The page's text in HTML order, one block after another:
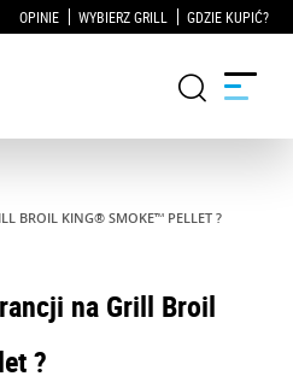
OPINIE WYBIERZ GRILL GDZIE KUPIĆ?
BROIL KING® SMOKE™ PELLET ?
na Grill Broil
?